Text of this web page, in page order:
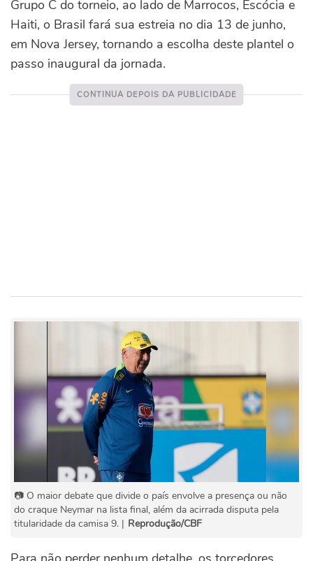
Grupo C do torneio, ao lado de Marrocos, Escócia e
Haiti, o Brasil fará sua estreia no dia 13 de junho,
em Nova Jersey, tornando a escolha deste plantel o
passo inaugural da jornada.
📷 O maior debate que divide o país envolve a presença ou não
do craque Neymar na lista final, além da acirrada disputa pela
titularidade da camisa 9. | Reprodução/CBF